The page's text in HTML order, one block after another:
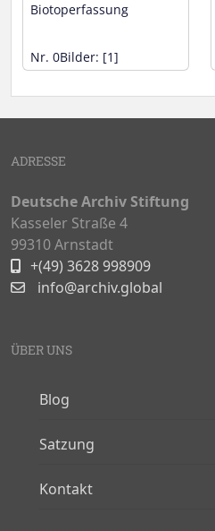
Biotoperfassung
Nr. 0Bilder: [1]
ADRESSE
Deutsche Archiv Stiftung
Kasseler Straße 4
99310 Arnstadt
+(49) 3628 998909
info@archiv.global
ÜBER UNS
Blog
Satzung
Kontakt